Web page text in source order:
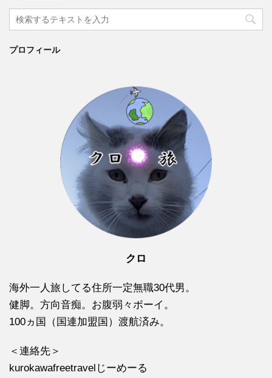
プロフィール
クロ
海外一人旅してる住所一定無職30代男。
健脚。方向音痴。お腹弱々ボーイ。
100ヵ国（国連加盟国）渡航済み。
＜連絡先＞
kurokawafreetravelじーめーる